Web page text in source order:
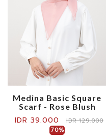
Medina Basic Square
Scarf - Rose Blush
IDR 39.000
IDR 129.000
70%